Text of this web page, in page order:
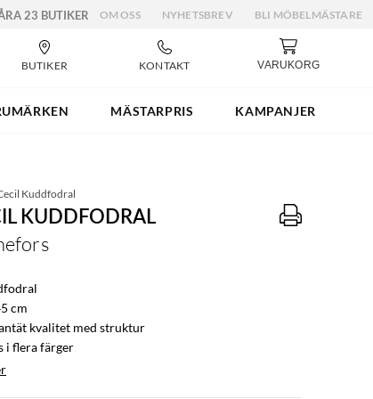
23 BUTIKER OM OSS NYHETSBREV BLI MÖBELMÄSTARE
BUTIKER KONTAKT VARUKORG
MÄSTARPRIS KAMPANJER
Kuddfodral
KUDDFODRAL
cm
kvalitet med struktur
i flera färger